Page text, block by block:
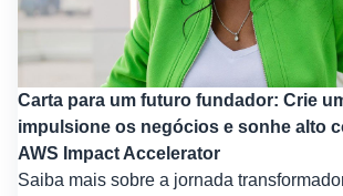
Carta para um futuro fundador: Crie
impulsione os negócios e sonhe alto
AWS Impact Accelerator
Saiba mais sobre a jornada